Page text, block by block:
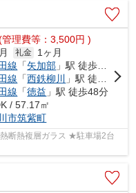
管理費等：3,500円 )
礼金
1ヶ月
線 「矢加部 」駅 徒歩33分
線 「西鉄柳川
」駅 徒歩31分
線 「徳益 」駅 徒歩48分
/ 57.17㎡
市筑紫町
断熱複層ガラス ★駐車場2台